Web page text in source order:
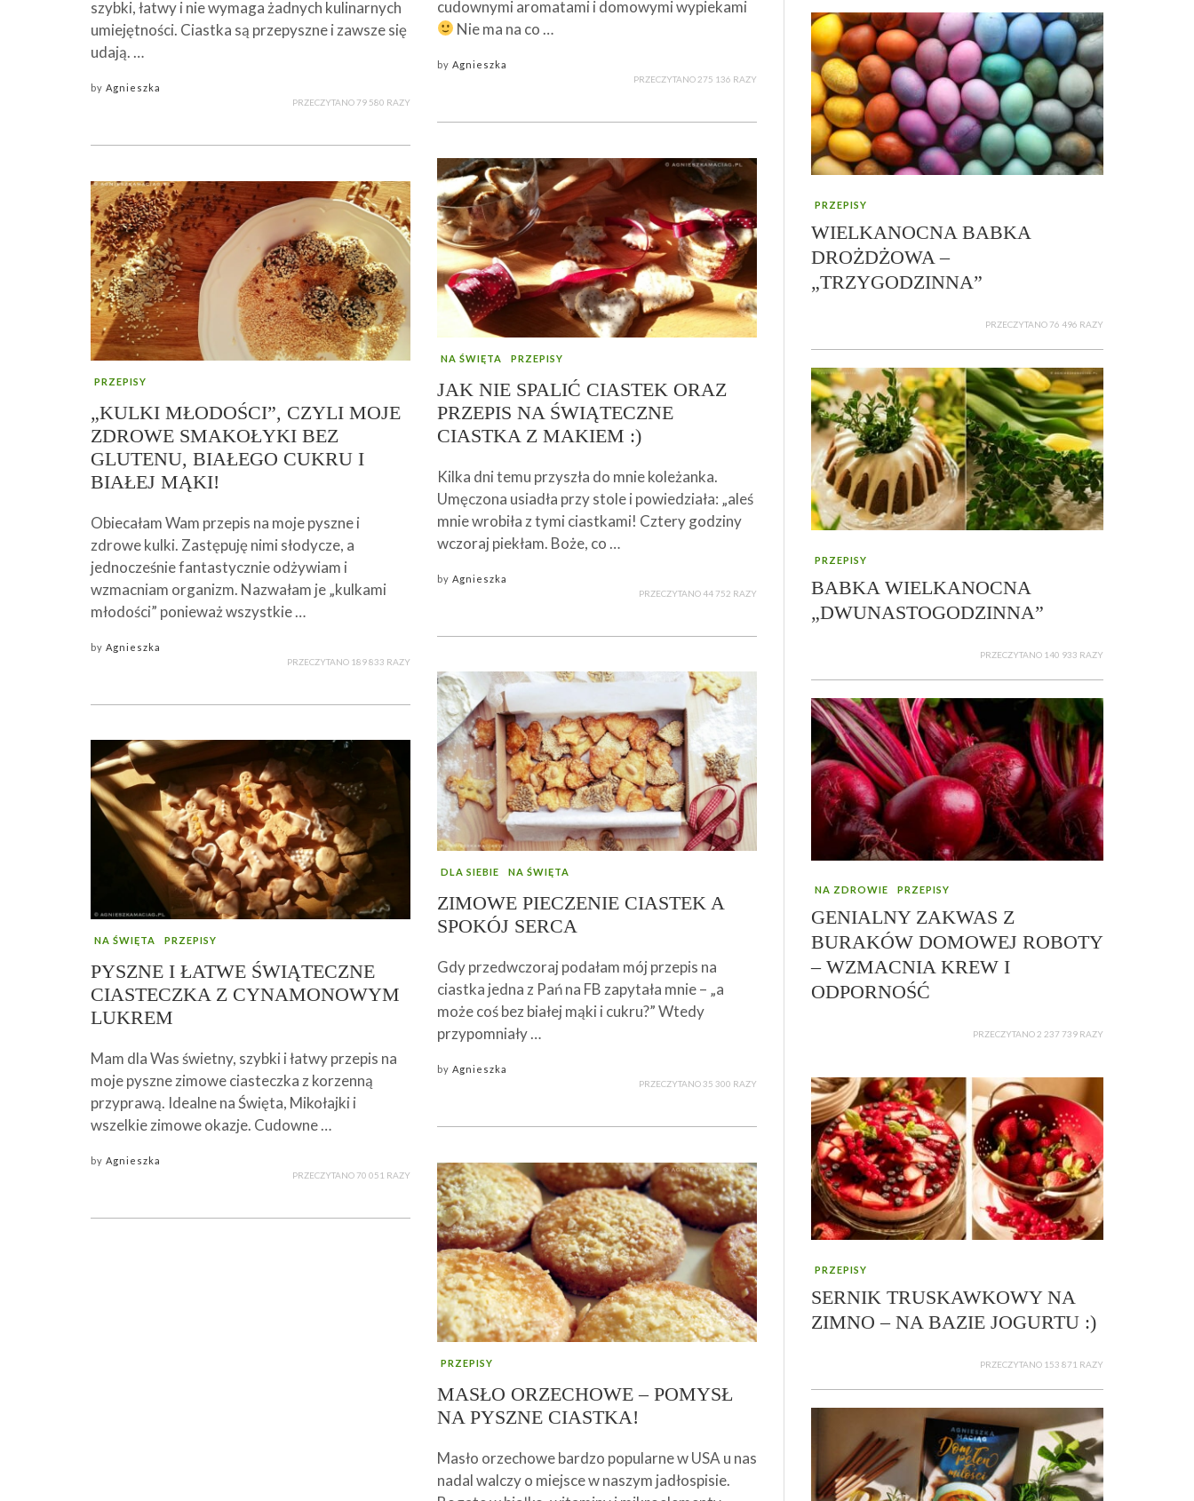
szybki, łatwy i nie wymaga żadnych kulinarnych
umiejętności. Ciastka są przepyszne i zawsze się
udają. …
by Agnieszka
PRZECZYTANO 79 580 RAZY
cudownymi aromatami i domowymi wypiekami
Nie ma na co …
by Agnieszka
PRZECZYTANO 275 136 RAZY
NA ŚWIĘTA PRZEPISY
JAK NIE SPALIĆ CIASTEK ORAZ
PRZEPIS NA ŚWIĄTECZNE
CIASTKA Z MAKIEM :)
Kilka dni temu przyszła do mnie koleżanka.
Umęczona usiadła przy stole i powiedziała: „aleś
mnie wrobiła z tymi ciastkami! Cztery godziny
wczoraj piekłam. Boże, co …
by Agnieszka
PRZECZYTANO 44 752 RAZY
PRZEPISY
„KULKI MŁODOŚCI”, CZYLI MOJE
ZDROWE SMAKOŁYKI BEZ
GLUTENU, BIAŁEGO CUKRU I
BIAŁEJ MĄKI!
Obiecałam Wam przepis na moje pyszne i
zdrowe kulki. Zastępuję nimi słodycze, a
jednocześnie fantastycznie odżywiam i
wzmacniam organizm. Nazwałam je „kulkami
młodości” ponieważ wszystkie …
by Agnieszka
PRZECZYTANO 189 833 RAZY
DLA SIEBIE NA ŚWIĘTA
ZIMOWE PIECZENIE CIASTEK A
SPOKÓJ SERCA
Gdy przedwczoraj podałam mój przepis na
ciastka jedna z Pań na FB zapytała mnie – „a
może coś bez białej mąki i cukru?” Wtedy
przypomniały …
by Agnieszka
PRZECZYTANO 35 300 RAZY
NA ŚWIĘTA PRZEPISY
PYSZNE I ŁATWE ŚWIĄTECZNE
CIASTECZKA Z CYNAMONOWYM
LUKREM
Mam dla Was świetny, szybki i łatwy przepis na
moje pyszne zimowe ciasteczka z korzenną
przyprawą. Idealne na Święta, Mikołajki i
wszelkie zimowe okazje. Cudowne …
by Agnieszka
PRZECZYTANO 70 051 RAZY
PRZEPISY
MASŁO ORZECHOWE – POMYSŁ
NA PYSZNE CIASTKA!
Masło orzechowe bardzo popularne w USA u nas
nadal walczy o miejsce w naszym jadłospisie.
PRZEPISY
WIELKANOCNA BABKA
DROŻDŻOWA –
„TRZYGODZINNA”
PRZECZYTANO 76 496 RAZY
PRZEPISY
BABKA WIELKANOCNA
„DWUNASTOGODZINNA”
PRZECZYTANO 140 933 RAZY
NA ZDROWIE PRZEPISY
GENIALNY ZAKWAS Z
BURAKÓW DOMOWEJ ROBOTY
– WZMACNIA KREW I
ODPORNOŚĆ
PRZECZYTANO 2 237 739 RAZY
PRZEPISY
SERNIK TRUSKAWKOWY NA
ZIMNO – NA BAZIE JOGURTU :)
PRZECZYTANO 153 871 RAZY